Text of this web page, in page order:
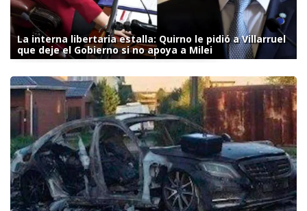
La interna libertaria estalla: Quirno le pidió a Villarruel
que deje el Gobierno si no apoya a Milei